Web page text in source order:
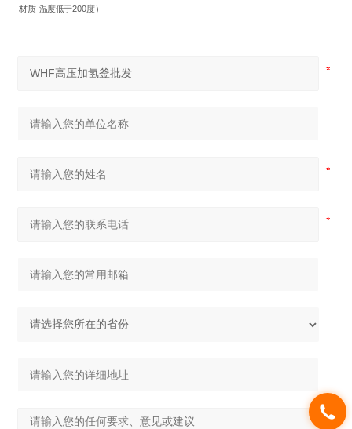
材质 温度低于200度）